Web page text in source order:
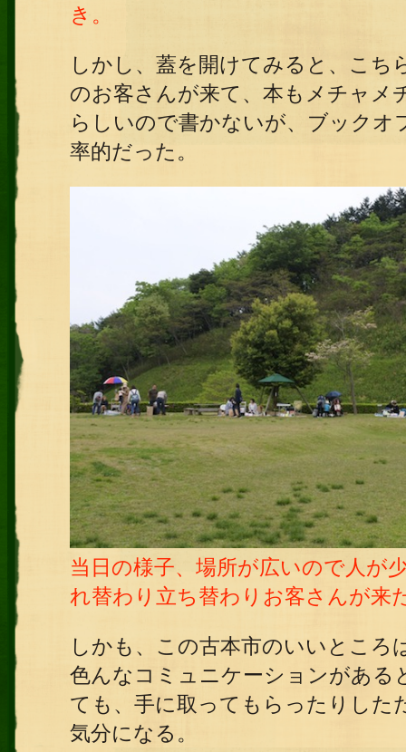
き。
しかし、蓋を開けてみると、こち
のお客さんが来て、 本もメチャメ
らしいので書かないが、ブック
率的だった。
当日の様子、場所が広いので人が
れ替わり立ち替わりお客さんが来
しかも、この古本市のいいところ
色んなコミュニケーションがある
ても、手に取ってもらったりした
気分になる。